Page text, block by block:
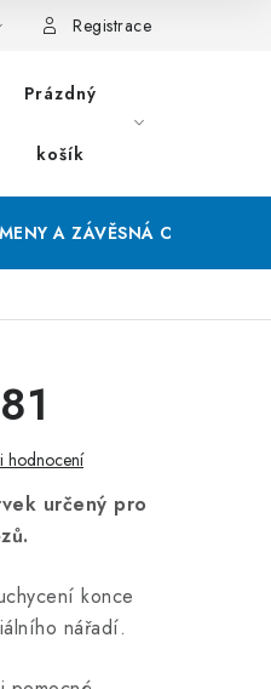
Registrace
Prázdný
košík
A ZÁVĚSNÁ OKA
hodnocení
určený pro
konce
nářadí.